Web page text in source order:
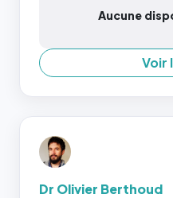
Aucune
Voir
Dr Olivier Berthoud